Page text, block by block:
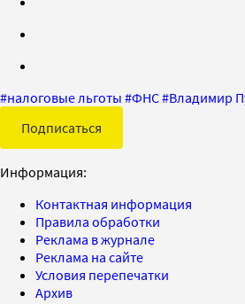
#налоговые льготы #ФНС#Владимир
Подписаться
Информация:
Контактная информация
Правила обработки
Реклама в журнале
Реклама на сайте
Условия перепечатки
Архив